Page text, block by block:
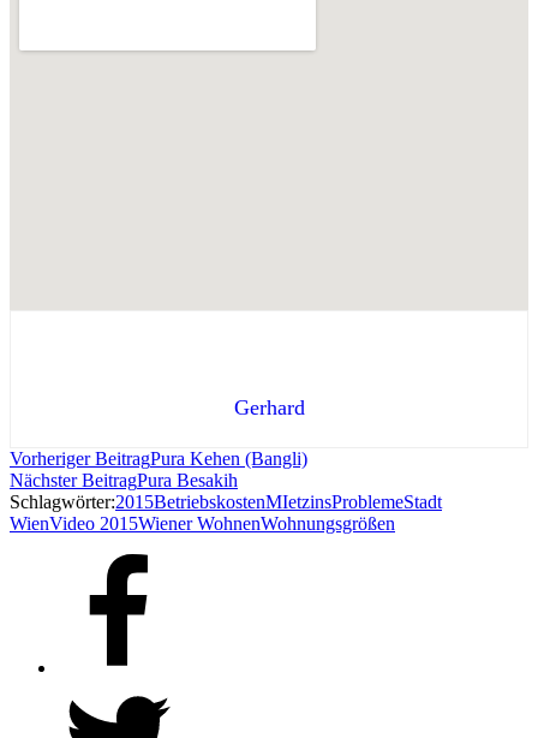
Gerhard
Vorheriger BeitragPura Kehen (Bangli)
Nächster BeitragPura Besakih
Schlagwörter:2015BetriebskostenMIetzinsProblemeStadt
WienVideo 2015Wiener WohnenWohnungsgrößen